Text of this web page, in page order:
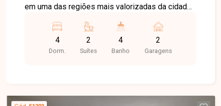
em uma das regiões mais valorizadas da cidade,
de contar com supermercados, escolas,
farmácias, restaurantes e diversos serviços que
proporcionam praticidade e qualidade de vida
distribuídos. Possui sala em 2 ambientes com
4
Dorm.
2
Suítes
4
Banho
2
Garagens